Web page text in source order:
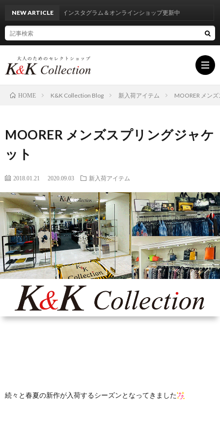
LIST
NEW ARTICLEインスタグラム＆オンラインショップ更新中
HOME K&K Collection Blog 新入荷アイテム MOORER メン
MOORER メンズスプリングジャケ
ット
2018.01.21 2020.09.03 新入荷アイテム
続々と春夏の新作が入荷するシーズンとなってきました